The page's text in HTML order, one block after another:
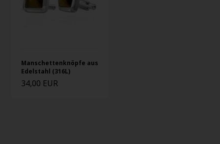
Manschettenknöpfe aus
Edelstahl (316L)
34,00 EUR